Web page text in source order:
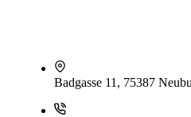
Badgasse 11, 75387